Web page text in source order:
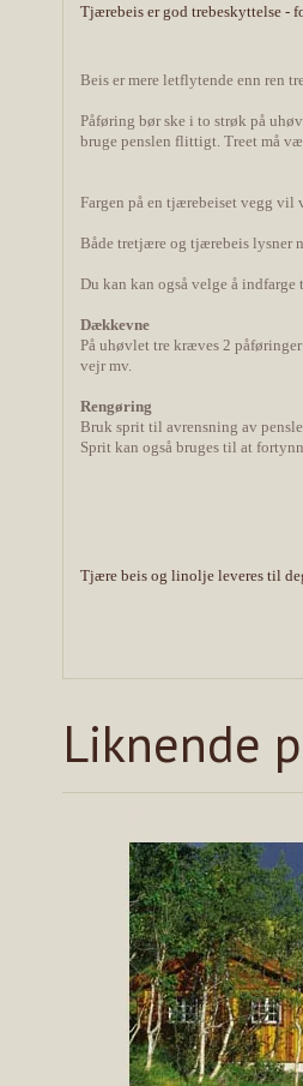
Tjærebeis er god trebeskyttelse -
Beis er mere letflytende enn ren
Påføring bør ske i to strøk på
bruge penslen flittigt. Treet må
Fargen på en tjærebeiset vegg vil
Både tretjære og tjærebeis lysner
Du kan kan også velge å
Dækkevne
På uhøvlet tre kræves 2
vejr mv.
Rengøring
Bruk sprit til avrensning av
Sprit kan også bruges til at
Tjære beis og linolje leveres til
Liknende